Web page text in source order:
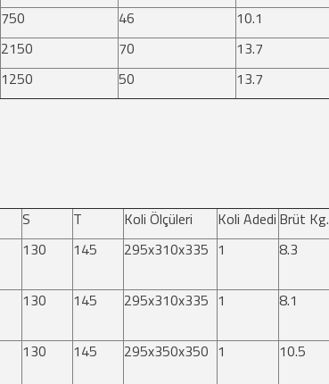
750 46
10.1
2150 70
13.7
1250 50 13.7
S T Koli Ölçüleri Koli Adedi Brüt Kg.
130 145 295x310x335 1 8.3
130 145 295x310x335 1 8.1
130 145 295x350x350 1 10.5